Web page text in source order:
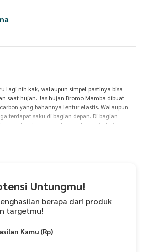
lagi nih kak, walaupun simpel pastinya bisa
saat hujan. Jas hujan Bromo Mamba dibuat
yang bahannya lentur elastis. Walaupun
terdapat saku di bagian depan. Di bagian
yang dapat mencegah masuknya air dari
PRODUKORIGINAL BRAND
Untungmu!
berapa dari produk
targetmu!
Kamu (Rp)